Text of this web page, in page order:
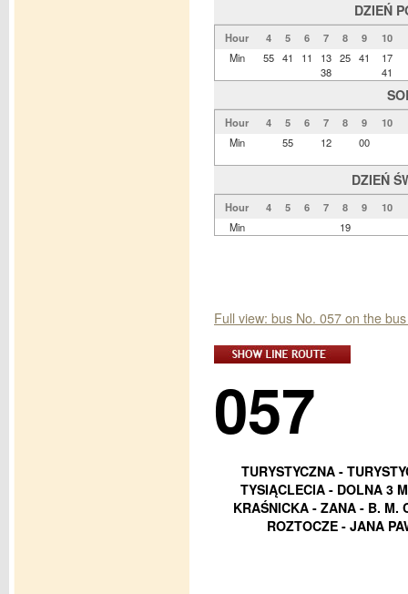
DZIEŃ
Hour 4 5 6 7 8 9 10
Min
55 41 11
13
38
25 41
17
41
Hour 4 5 6 7 8 9 10
Min
55 12 00
DZIEŃ
Hour 4 5 6 7 8 9 10
Min
19
Full view: bus No. 057 on the
057
TURYSTYCZNA -
TYSIĄCLECIA - DOLNA 3
KRAŚNICKA - ZANA - B. M.
ROZTOCZE - JANA